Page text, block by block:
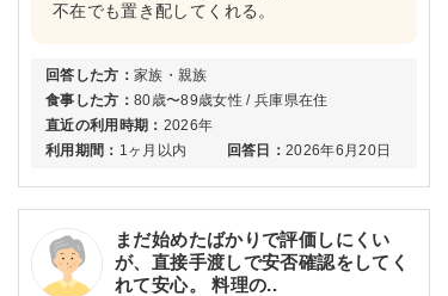
回答した方： 家族・親族
食事した方： 80歳〜89歳女性 / 兵庫県在住
直近の利用時期： 2026年
利用期間： 1ヶ月以内 回答日： 2026年6月20日
不在でも置き配してくれる。
まだ始めたばかりで評価しにくい
が、直接手渡しで安否確認をしてく
れて安心。 料理の..